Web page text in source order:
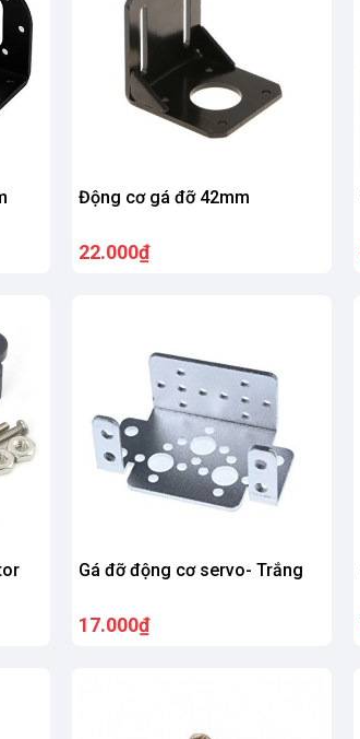
Động cơ gá đỡ 42mm
22.000₫
Gá đỡ động cơ servo- Trắng
17.000₫